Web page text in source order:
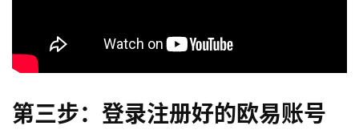
第三步：登录注册好的欧易账号